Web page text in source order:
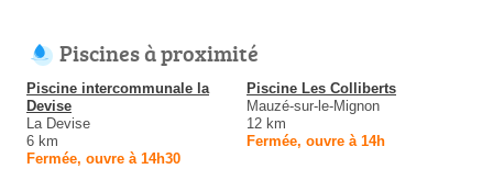
Piscines à proximité
Piscine intercommunale la
Devise
La Devise
6 km
Fermée, ouvre à 14h30
Piscine Les Colliberts
Mauzé-sur-le-Mignon
12 km
Fermée, ouvre à 14h